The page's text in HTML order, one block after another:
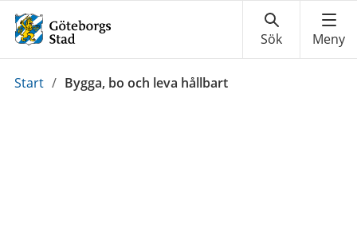
Du
Start / Bygga, bo och leva hållbart